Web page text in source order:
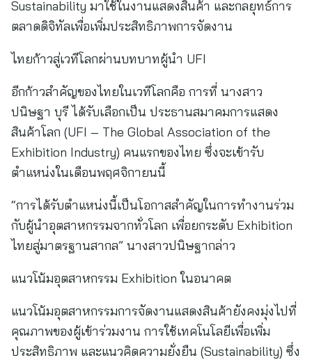
Sustainability มาใช้ในงานแสดงสินค้า และกลยุทธ์การ
ตลาดดิจิทัลเพื่อเพิ่มประสิทธิภาพการจัดงาน
ไทยก้าวสู่เวทีโลกผ่านบทบาทผู้นำ UFI
อีกก้าวสำคัญของไทยในเวทีโลกคือ การที่ นางสาว
ปนิษฐา บุรี ได้รับเลือกเป็น ประธานสมาคมการแสดง
สินค้าโลก (UFI – The Global Association of the
Exhibition Industry) คนแรกของไทย ซึ่งจะเข้ารับ
ตำแหน่งในเดือนพฤศจิกายนนี้
“การได้รับตำแหน่งนี้เป็นโอกาสสำคัญในการทำงานร่วม
กับผู้นำอุตสาหกรรมจากทั่วโลก เพื่อยกระดับ Exhibition
ไทยสู่มาตรฐานสากล” นางสาวปนิษฐากล่าว
แนวโน้มอุตสาหกรรม Exhibition ในอนาคต
แนวโน้มอุตสาหกรรมการจัดงานแสดงสินค้ายังคงมุ่งไปที่
คุณภาพของผู้เข้าร่วมงาน การใช้เทคโนโลยีเพื่อเพิ่ม
ประสิทธิภาพ และแนวคิดความยั่งยืน (Sustainability) ซึ่ง